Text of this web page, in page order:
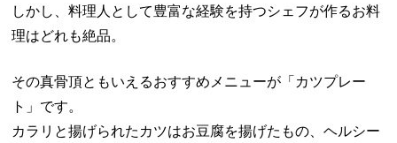
しかし、料理人として豊富な経験を持つシェフが作るお料
理はどれも絶品。
その真骨頂ともいえるおすすめメニューが「カツプレー
ト」です。
カラリと揚げられたカツはお豆腐を揚げたもの、ヘルシー